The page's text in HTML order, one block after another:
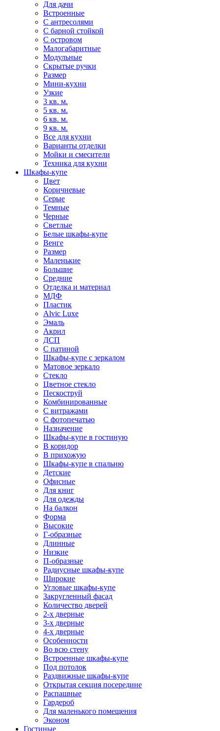
Для дачи
Встроенные
С антресолями
С барной стойкой
С островом
Малогабаритные
Модульные
Скрытые ручки
Размер
Мини-кухни
Узкие
3 кв. м.
5 кв. м.
6 кв. м.
9 кв. м.
Все для кухни
Варианты отделки
Мойки и смесители
Техника для кухни
Шкафы-купе
Цвет
Коричневые
Серые
Темные
Черные
Светлые
Белые шкафы-купе
Венге
Размер
Маленькие
Большие
Средние
Отделка и материал
МДФ
Пластик
Alvic Luxe
Эмаль
Акрил
ДСП
С патиной
Шкафы-купе с зеркалом
Матовое зеркало
Стекло
Цветное стекло
Пескоструй
Комбинированные
С витражами
С фотопечатью
Назначение
Шкафы-купе в гостиную
В коридор
В прихожую
Шкафы-купе в спальню
Детские
Офисные
Для книг
Для одежды
На балкон
Форма
Высокие
Г-образные
Длинные
Низкие
П-образные
Радиусные шкафы-купе
Широкие
Угловые шкафы-купе
Закругленный фасад
Количество дверей
2-х дверные
3-х дверные
4-х дверные
Особенности
Во всю стену
Встроенные шкафы-купе
Под потолок
Раздвижные шкафы-купе
Открытая секция посередине
Распашные
Гардероб
Для маленького помещения
Эконом
Гостиные